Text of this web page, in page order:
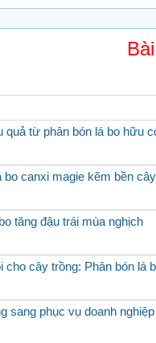
quả từ phân bón lá bo hữu
bo canxi magie kẽm bền cây
tăng đậu trái mùa nghịch
cây trồng: Phân bón lá
sang phục vụ doanh